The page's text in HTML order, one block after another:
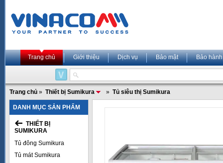
Trang chủ Giới thiệu Dịch vụ Bảo mật Bảo hành
Trang chủ » Thiết bị Sumikura » Tủ siêu thị Sumikura
DANH MỤC SẢN PHẨM
THIẾT BỊ
SUMIKURA
Tủ đông Sumikura
Tủ mát Sumikura